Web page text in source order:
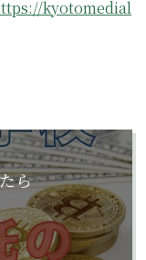
kyotomedial
ら